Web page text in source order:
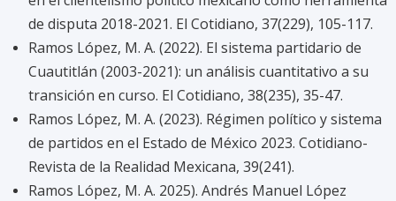
de disputa 2018-2021. El Cotidiano, 37(229), 105-117.
Ramos López, M. A. (2022). El sistema partidario de
Cuautitlán (2003-2021): un análisis cuantitativo a su
transición en curso. El Cotidiano, 38(235), 35-47.
Ramos López, M. A. (2023). Régimen político y sistema
de partidos en el Estado de México 2023. Cotidiano-
Revista de la Realidad Mexicana, 39(241).
Ramos López, M. A. 2025). Andrés Manuel López